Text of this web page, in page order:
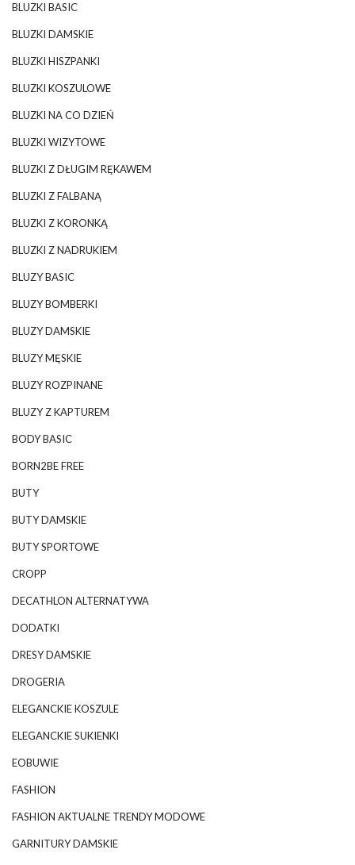
BLUZKI BASIC
BLUZKI DAMSKIE
BLUZKI HISZPANKI
BLUZKI KOSZULOWE
BLUZKI NA CO DZIEŃ
BLUZKI WIZYTOWE
BLUZKI Z DŁUGIM RĘKAWEM
BLUZKI Z FALBANĄ
BLUZKI Z KORONKĄ
BLUZKI Z NADRUKIEM
BLUZY BASIC
BLUZY BOMBERKI
BLUZY DAMSKIE
BLUZY MĘSKIE
BLUZY ROZPINANE
BLUZY Z KAPTUREM
BODY BASIC
BORN2BE FREE
BUTY
BUTY DAMSKIE
BUTY SPORTOWE
CROPP
DECATHLON ALTERNATYWA
DODATKI
DRESY DAMSKIE
DROGERIA
ELEGANCKIE KOSZULE
ELEGANCKIE SUKIENKI
EOBUWIE
FASHION
FASHION AKTUALNE TRENDY MODOWE
GARNITURY DAMSKIE